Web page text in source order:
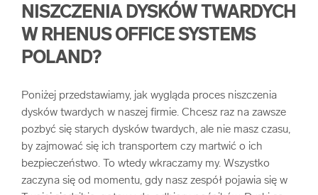
NISZCZENIA DYSKÓW TWARDYCH
W RHENUS OFFICE SYSTEMS
POLAND?
Poniżej przedstawiamy, jak wygląda proces niszczenia
dysków twardych w naszej firmie. Chcesz raz na zawsze
pozbyć się starych dysków twardych, ale nie masz czasu,
by zajmować się ich transportem czy martwić o ich
bezpieczeństwo. To wtedy wkraczamy my. Wszystko
zaczyna się od momentu, gdy nasz zespół pojawia się w